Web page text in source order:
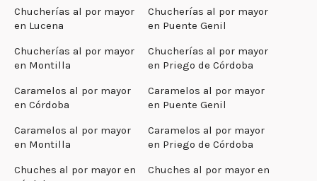
Chucherías al por mayor
en Lucena
Chucherías al por mayor
en Puente Genil
Chucherías al por mayor
en Montilla
Chucherías al por mayor
en Priego de Córdoba
Caramelos al por mayor
en Córdoba
Caramelos al por mayor
en Puente Genil
Caramelos al por mayor
en Montilla
Caramelos al por mayor
en Priego de Córdoba
Chuches al por mayor en
Chuches al por mayor en